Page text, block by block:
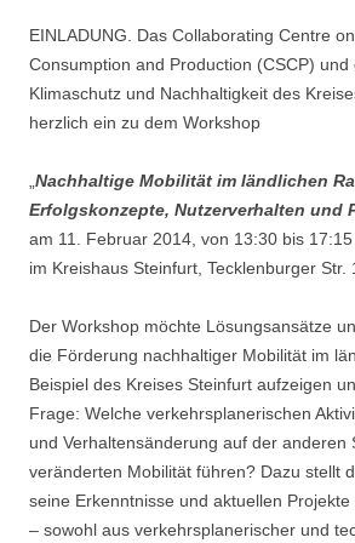
EINLADUNG. Das Collaborating Centre
Consumption and Production (CSCP) und
Klimaschutz und Nachhaltigkeit des
herzlich ein zu dem Workshop
Nachhaltige Mobilität im ländlichen
Erfolgskonzepte, Nutzerverhalten und
am 11. Februar 2014, von 13:30 bis
im Kreishaus Steinfurt, Tecklenburger Str.
Der Workshop möchte Lösungsansätze
die Förderung nachhaltiger Mobilität im
Beispiel des Kreises Steinfurt aufzeigen
Frage: Welche verkehrsplanerischen
und Verhaltensänderung auf der anderen
veränderten Mobilität führen? Dazu stellt
seine Erkenntnisse und aktuellen
– sowohl aus verkehrsplanerischer und